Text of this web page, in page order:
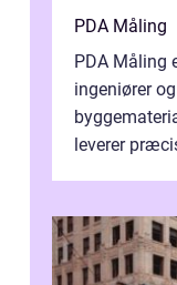
PDA Måling
PDA Måling
ingeniører
leverer